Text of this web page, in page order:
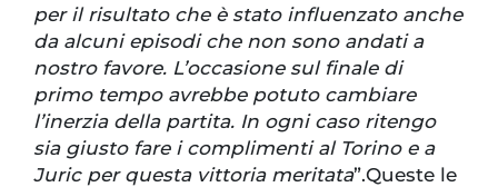
per il risultato che è stato influenzato anche
da alcuni episodi che non sono andati a
nostro favore. L’occasione sul finale di
primo tempo avrebbe potuto cambiare
l’inerzia della partita. In ogni caso ritengo
sia giusto fare i complimenti al Torino e a
Juric per questa vittoria meritata”.Queste le